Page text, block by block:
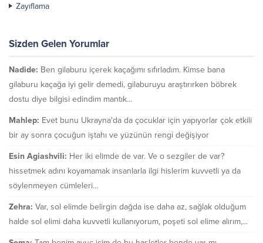
Zayıflama
Sizden Gelen Yorumlar
Nadide: Ben gilaburu içerek kaçağımı sıfırladım. Kimse bana
gilaburu kaçağa iyi gelir demedi, gilaburuyu araştırırken böbrek
dostu diye bilgisi edindim mantık...
Mahlep: Evet bunu Ukrayna'da da çocuklar için yapıyorlar çok etkili
bir ay sonra çocuğun iştahı ve yüzünün rengi değişiyor
Esin Agiashvili: Her iki elimde de var. Ve o sezgiler de var?
hissetmek adını koyamamak insanlarla ilgi hislerim kuvvetli ya da
söylenmeyen cümleleri...
Zehra: Var, sol elimde belirgin dağda ise daha az, sağlak olduğum
halde sol elimi daha kuvvetli kullanıyorum, poşeti sol elime alırım,...